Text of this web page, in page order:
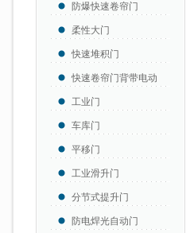
防爆快速卷帘门
柔性大门
快速堆积门
快速卷帘门背带电动
工业门
车库门
平移门
工业滑升门
分节式提升门
防电焊光自动门